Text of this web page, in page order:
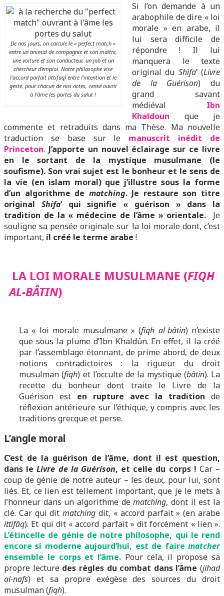
De nos jours, on calcule le « perfect match »
entre un animal de compagnie et son maître,
une voiture et son conducteur, un job et un
chercheur d’emploi. Notre philosophe vise
l’accord parfait (ittifaq) entre l’intention et le
geste, pour chacun de nos actes, censé ouvrir
à l’âme les portes du salut !
Si l’on demande à un
arabophile de dire « loi
morale » en arabe, il
lui sera difficile de
répondre ! Il lui
manquera le texte
original du Shifa’ (Livre
de la Guérison) du
grand savant
médiéval Ibn
Khaldoun que je
commente et retraduits dans ma Thèse. Ma nouvelle
traduction se base sur le manuscrit inédit de
Princeton. J’apporte un nouvel éclairage sur ce livre
en le sortant de la mystique musulmane (le
soufisme). Son vrai sujet est le bonheur et le sens de
la vie (en islam moral) que j’illustre sous la forme
d’un algorithme de matching. Je restaure son titre
original Shifa‘ qui signifie « guérison » dans la
tradition de la « médecine de l’âme » orientale.
Je
souligne sa pensée originale sur la loi morale dont, c’est
important, il créé le terme arabe !
LA LOI MORALE MUSULMANE (FIQH
AL-BÂTIN)
La « loi morale musulmane » (fiqh al-bâtin) n’existe
que sous la plume d’Ibn Khaldûn. En effet, il la créé
par l’assemblage étonnant, de prime abord, de deux
notions contradictoires : la rigueur du droit
musulman (fiqh) et l’occulte de la mystique (bâtin). La
recette du bonheur dont traite le Livre de la
Guérison est en rupture avec la tradition de
réflexion antérieure sur l’éthique, y compris avec les
traditions grecque et perse.
L’angle moral
C’est de la guérison de l’âme, dont il est question,
dans leLivre de la Guérison, et celle du corps ! Car –
coup de génie de notre auteur – les deux, pour lui, sont
liés. Et, ce lien est tellement important, que je le mets à
l’honneur dans un algorithme dematching, dont il est la
clé. Car qui ditmatching dit, « accord parfait » (en arabe
ittifâq). Et qui dit « accord parfait » dit forcément « lien ».
L’étincelle de génie de notre philosophe, qui le rend
encore si moderne aujourd’hui, est de faire matcher
ensemble le corps et l’âme. Pour cela, il propose sa
propre lecturedes règles du combat dans l’âme (jihad
al-nafs) et sa propre exégèse des sources du droit
musulman (fiqh).